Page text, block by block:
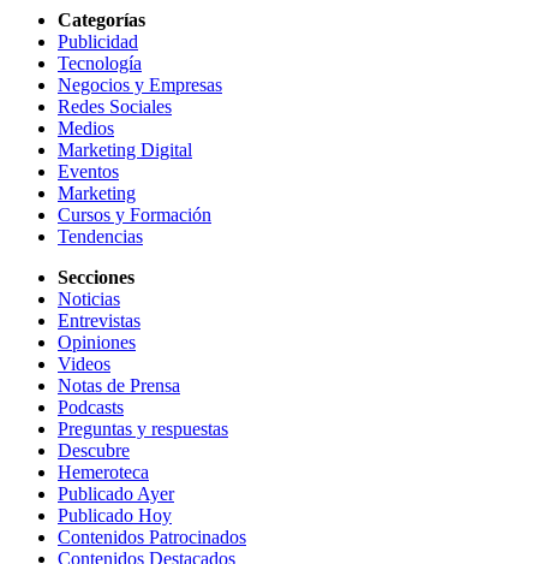
Categorías
Publicidad
Tecnología
Negocios y Empresas
Redes Sociales
Medios
Marketing Digital
Eventos
Marketing
Cursos y Formación
Tendencias
Secciones
Noticias
Entrevistas
Opiniones
Videos
Notas de Prensa
Podcasts
Preguntas y respuestas
Descubre
Hemeroteca
Publicado Ayer
Publicado Hoy
Contenidos Patrocinados
Contenidos Destacados